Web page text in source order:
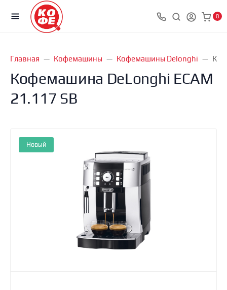
0
Главная Кофемашины Кофемашины Delonghi
Кофемашина DeLonghi ECAM
21.117 SB
Новый